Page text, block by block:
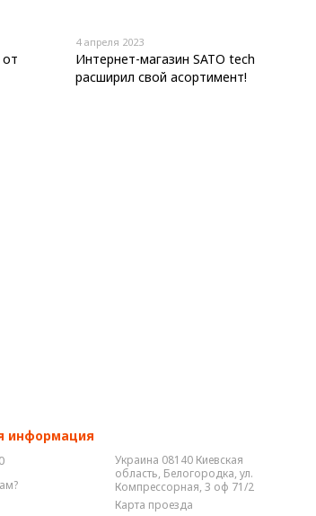
4 апреля 2023
Интернет-магазин SATO tech
расширил свой асортимент!
информация
Украина 08140 Киевская
область, Белогородка, ул.
Компрессорная, 3 оф 71/2
Карта проезда